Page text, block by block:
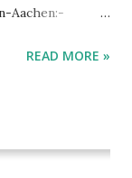
Aachen:-
READ MORE »